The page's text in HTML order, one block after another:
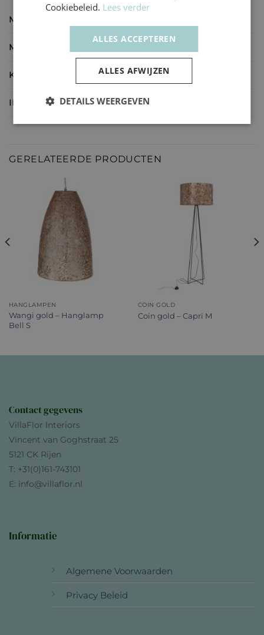
MATERIAAL
MAAT
KLEUR
INFO Losse kap, exclusief pendel
GERELATEERDE PRODUCTEN
HANGLAMPEN
Wangi gold – Hanglamp
Bell S
COIN GOLD
Coin gold – Capri M
Contact gegevens
VillaFlor Interiors
Vincent van Goghstraat 25
5121 CK Rijen
T: +31(0)161-743101
E: info@villaflor.nl
Informatie
Algemene Voorwaarden
Privacy Beleid
Cookiebeleid. Lees verder
ALLES ACCEPTEREN
ALLES AFWIJZEN
DETAILS WEERGEVEN